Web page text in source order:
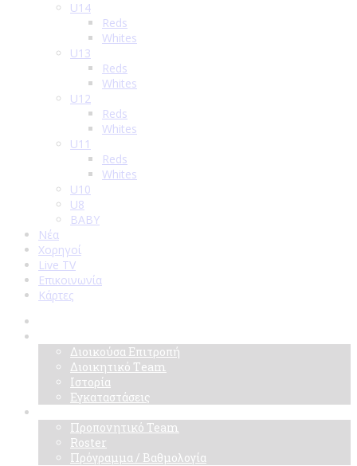
U14
Reds
Whites
U13
Reds
Whites
U12
Reds
Whites
U11
Reds
Whites
U10
U8
BABY
Νέα
Χορηγοί
Live TV
Επικοινωνία
Κάρτες
Διοικούσα Επιτροπή
Διοικητικό Τeam
Ιστορία
Εγκαταστάσεις
Προπονητικό Team
Roster
Πρόγραμμα / Βαθμολογία